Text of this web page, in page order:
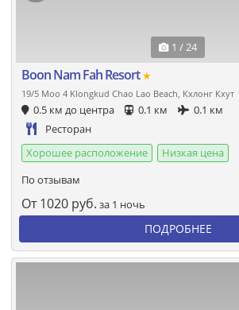
1 / 24
Boon Nam Fah Resort★
19/5 Moo 4 Klongkud Chao Lao Beach, Кхлонг Кхут
0.5 км до центра 0.1 км
0.1 км
Ресторан
Хорошее расположение
Низкая цена
По отзывам
От 1020 руб. за 1 ночь
ПОДРОБНЕЕ